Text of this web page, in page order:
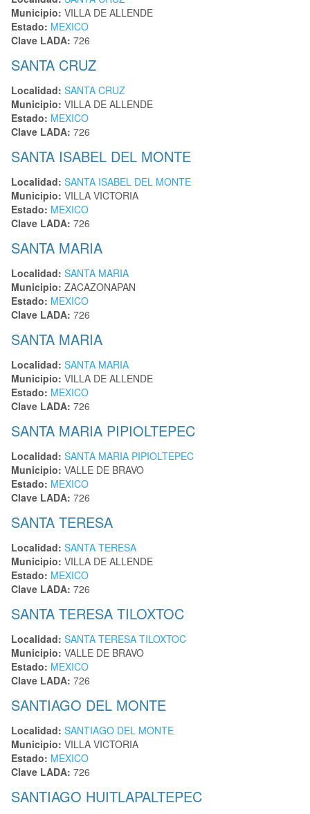
Municipio: VILLA DE ALLENDE
Estado: MEXICO
Clave LADA: 726
SANTA CRUZ
Localidad: SANTA CRUZ
Municipio: VILLA DE ALLENDE
Estado: MEXICO
Clave LADA: 726
SANTA ISABEL DEL MONTE
Localidad: SANTA ISABEL DEL MONTE
Municipio: VILLA VICTORIA
Estado: MEXICO
Clave LADA: 726
SANTA MARIA
Localidad: SANTA MARIA
Municipio: ZACAZONAPAN
Estado: MEXICO
Clave LADA: 726
SANTA MARIA
Localidad: SANTA MARIA
Municipio: VILLA DE ALLENDE
Estado: MEXICO
Clave LADA: 726
SANTA MARIA PIPIOLTEPEC
Localidad: SANTA MARIA PIPIOLTEPEC
Municipio: VALLE DE BRAVO
Estado: MEXICO
Clave LADA: 726
SANTA TERESA
Localidad: SANTA TERESA
Municipio: VILLA DE ALLENDE
Estado: MEXICO
Clave LADA: 726
SANTA TERESA TILOXTOC
Localidad: SANTA TERESA TILOXTOC
Municipio: VALLE DE BRAVO
Estado: MEXICO
Clave LADA: 726
SANTIAGO DEL MONTE
Localidad: SANTIAGO DEL MONTE
Municipio: VILLA VICTORIA
Estado: MEXICO
Clave LADA: 726
SANTIAGO HUITLAPALTEPEC